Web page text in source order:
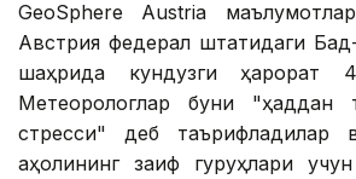
GeoSphere Austria
Австрия федерал штатидаги
шаҳрида кундузги ҳарорат
Метеорологлар буни "ҳаддан
стресси" деб таърифладилар
аҳолининг заиф гуруҳлари